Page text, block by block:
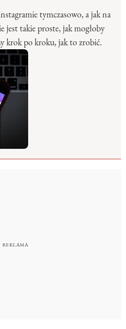
tymczasowo, a jak na
jest takie proste, jak mogłoby
krok po kroku, jak to zrobić.